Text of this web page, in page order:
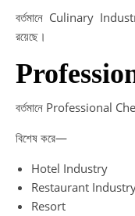
বর্তমানে Culinary
রয়েছে।
বর্তমানে Professional
বিশেষ করে—
Hotel Industry
Restaurant
Resort